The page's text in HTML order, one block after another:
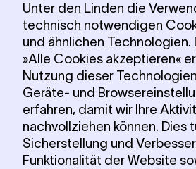
Unter den Linden die
technisch notwendigen
und ähnlichen Technologien.
»Alle Cookies akzeptieren«
Nutzung dieser
Geräte- und
erfahren, damit wir Ihre
nachvollziehen können. Dies
Sicherstellung und
Funktionalität der Website